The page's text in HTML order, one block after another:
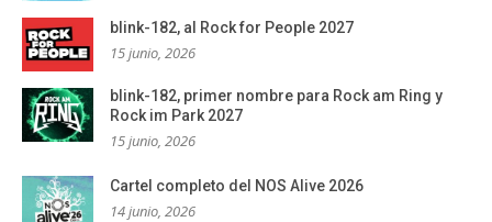
blink-182, al Rock for People 2027
15 junio, 2026
blink-182, primer nombre para Rock am Ring y
Rock im Park 2027
15 junio, 2026
Cartel completo del NOS Alive 2026
14 junio, 2026